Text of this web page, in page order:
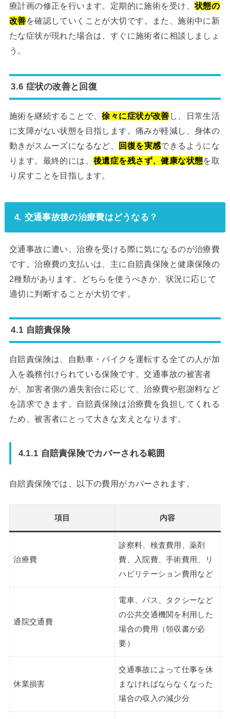
療計画の修正を行います。定期的に施術を受け、状態の
改善を確認していくことが大切です。また、施術中に新
たな症状が現れた場合は、すぐに施術者に相談しましょ
う。
3.6 症状の改善と回復
施術を継続することで、徐々に症状が改善 し、日常生活
に支障がない状態を目指します。痛みが軽減し、身体の
動きがスムーズになるなど、
回復を実感できるようにな
ります。最終的には、後遺症を残さず、健康な状態を取
り戻すことを目指します。
4. 交通事故後の治療費はどうなる？
交通事故に遭い、治療を受ける際に気になるのが治療費
です。治療費の支払いは、主に自賠責保険と健康保険の
2種類があります。どちらを使うべきか、状況に応じて
適切に判断することが大切です。
4.1 自賠責保険
自賠責保険は、自動車・バイクを運転する全ての人が加
入を義務付けられている保険です。交通事故の被害者
が、加害者側の過失割合に応じて、治療費や慰謝料など
を請求できます。自賠責保険は治療費を負担してくれる
ため、被害者にとって大きな支えとなります。
4.1.1 自賠責保険でカバーされる範囲
自賠責保険では、以下の費用がカバーされます。
項目 内容
治療費
診察料、検査費用、薬剤
費、入院費、手術費用、リ
ハビリテーション費用など
通院交通費
電車、バス、タクシーなど
の公共交通機関を利用した
場合の費用（領収書が必
要）
休業損害
交通事故によって仕事を休
まなければならなくなった
場合の収入の減少分